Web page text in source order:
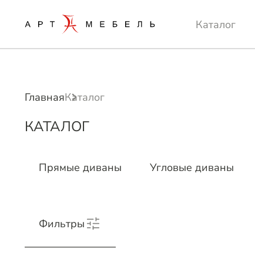
Каталог
ГлавнаяКаталог
КАТАЛОГ
Прямые диваны Угловые диваны
Фильтры